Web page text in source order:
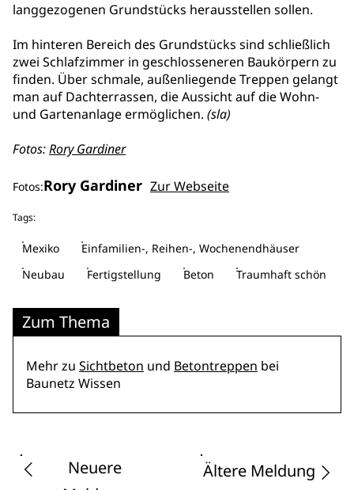
langgezogenen Grundstücks herausstellen sollen.
Im hinteren Bereich des Grundstücks sind schließlich
zwei Schlafzimmer in geschlosseneren Baukörpern zu
finden. Über schmale, außenliegende Treppen gelangt
man auf Dachterrassen, die Aussicht auf die Wohn-
und Gartenanlage ermöglichen. (sla)
Fotos:Rory Gardiner
Fotos:Rory Gardiner Zur Webseite
Tags:
Mexiko
Einfamilien-, Reihen-, Wochenendhäuser
Neubau
Fertigstellung Beton Traumhaft schön
Zum Thema
Mehr zu Sichtbeton und Betontreppen bei
Baunetz Wissen
Neuere
Ältere Meldung